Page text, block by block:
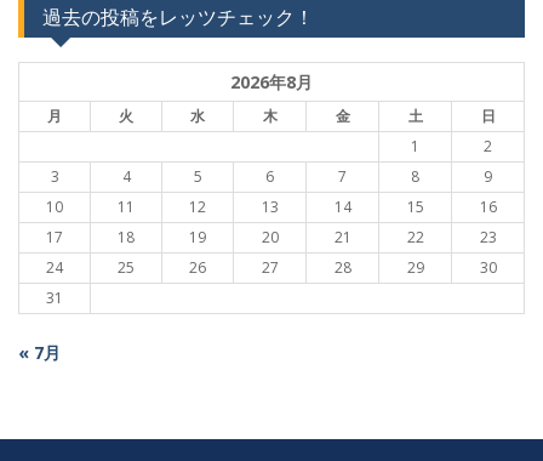
過去の投稿をレッツチェック！
2026年8月
月 火 水 木 金 土
日
1
2
3
4 5 6 7 8
9
10
11 12 13 14 15
16
17
18 19 20 21 22
23
24
25 26 27 28 29
30
31
« 7月